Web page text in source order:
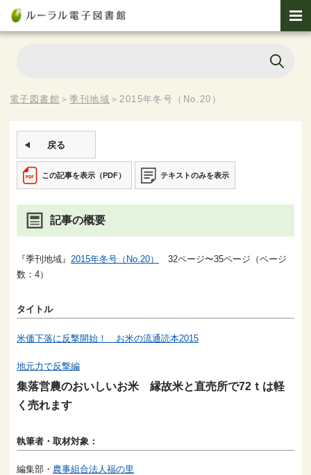
電子図書館 ＞季刊地域 ＞2015年冬号（No.20）
戻る
この記事を表示（PDF） テキストのみを表示
記事の概要
『季刊地域』 2015年冬号（No.20）
32ページ〜35ページ（ページ
数：4）
タイトル
米価下落に反撃開始！ お米の流通読本2015
地元力で反撃編
集落営農のおいしいお米 縁故米と直売所で72ｔは軽
く売れます
執筆者・取材対象：
編集部・ 農事組合法人福の里